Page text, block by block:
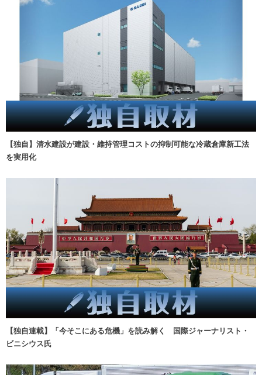
【独自】清水建設が建設・維持管理コストの抑制可能な冷蔵倉庫新工法
を実用化
【独自連載】「今そこにある危機」を読み解く 国際ジャーナリスト・
ビニシウス氏